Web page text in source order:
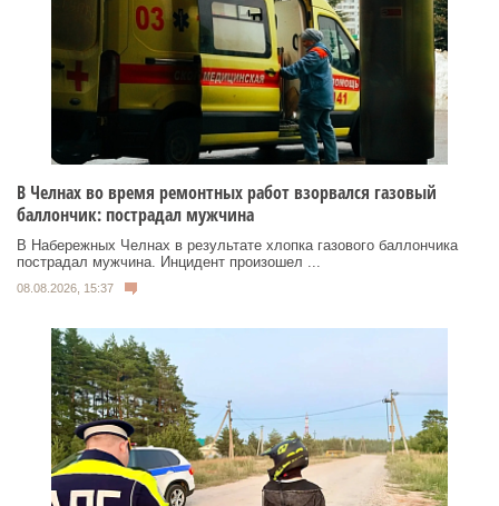
В Челнах во время ремонтных работ взорвался газовый
баллончик: пострадал мужчина
В Набережных Челнах в результате хлопка газового баллончика
пострадал мужчина. Инцидент произошел ...
08.08.2026, 15:37